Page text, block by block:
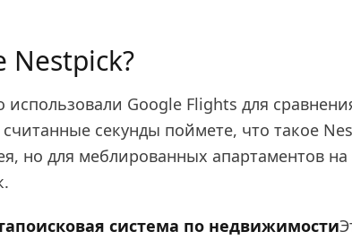
Nestpick?
использовали Google Flights для
секунды поймете, что такое
но для меблированных апартаментов на
система по недвижимости